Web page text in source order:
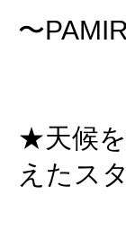
〜
★天候
えたス